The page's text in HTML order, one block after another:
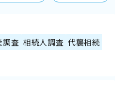
調査 相続人調査 代襲相続